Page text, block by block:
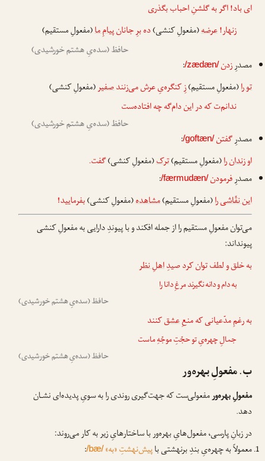
ای باد! اگر به گلشنِ احباب بگذری
زنهار!عرضه(مفعولِ کنشی)دهبرِ جانانپیامِ ما(مفعولِ مستقیم)
حافظ (سده‌یِ هشتم خورشیدی)
مصدرِزدن/zædæn/
:
تو را(مفعولِ مستقیم)زِ کنگره‌یِ عرش می‌زنندصفیر(مفعولِ کنشی)
ندانم‌ت که در این دام‌گه چه افتاده‌ست
حافظ (سده‌یِ هشتم خورشیدی)
مصدرِگفتن/goftæn/
:
اوزندان را(مفعولِ مستقیم)ترک(مفعولِ کنشی)گفت.
مصدرِفرمودن/færmudæn/
:
این نقّاشی را(مفعولِ مستقیم)مشاهده(مفعولِ کنشی)بفرمایید!
می‌توان مفعولِ مستقیم را از جمله افکند و با پیوندِ دارایی به مفعولِ کنشی
پیونداند:
به خلق و لطف توان کرد صیدِاهلِ نظر
به دام و دانه نگیرند مرغِ دانا را
حافظ (سده‌یِ هشتم خورشیدی)
به رغمِ مدّعیانی که منعِعشقکنند
جمالِ چهره‌یِ تو حجّتِ موجّهِ ماست
حافظ (سده‌یِ هشتم خورشیدی)
ب. مفعولِ بهره‌ور
مفعولِ بهره‌ورمفعولی‌ست که جهت‌گیری روندی را به سویِ پدیده‌ای نشـان
دهد.
در زبانِ پارسی، مفعول‌هایِ بهره‌ور با ساختارهایِ زیر به کار می‌روند:
معمولاً به چهره‌یِ بندِ برنهشتی باپیش‌نهشتِ «به»/bæ/
: